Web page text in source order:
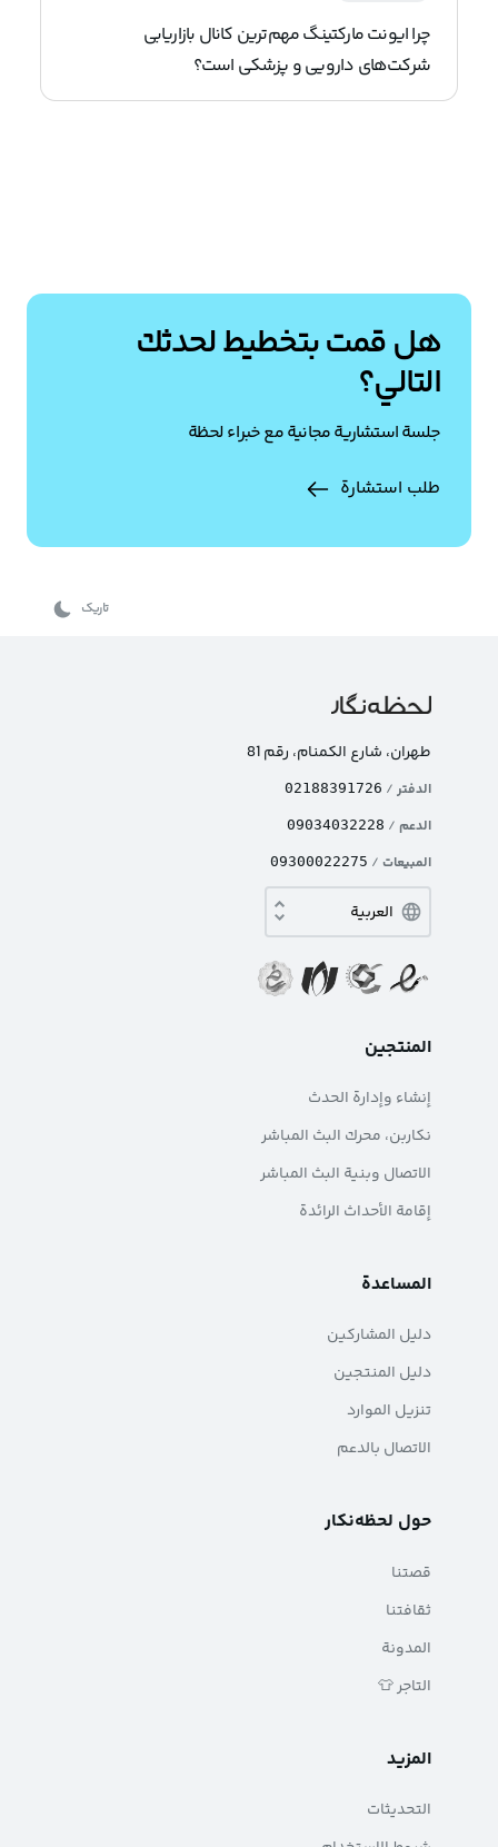
چرا ایونت مارکتینگ مهم‌ترین کانال بازاریابی
شرکت‌های دارویی و پزشکی است؟
هل قمت بتخطيط لحدثك
التالي؟
جلسة استشارية مجانية مع خبراء لحظة
طلب استشارة
تاریک
طهران، شارع الکمنام، رقم 81
الدفتر /
02188391726
الدعم /
09034032228
المبيعات /
09300022275
المنتجين
إنشاء وإدارة الحدث
نکاربن، محرك البث المباشر
الاتصال وبنية البث المباشر
إقامة الأحداث الرائدة
المساعدة
دليل المشاركين
دليل المنتجين
تنزيل الموارد
الاتصال بالدعم
حول لحظه‌نکار
قصتنا
ثقافتنا
المدونة
التاجر 👕
المزيد
التحديثات